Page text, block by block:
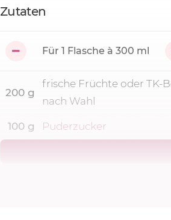
Zutaten
Für 1 Flasche à 300 ml
200 g
frische Früchte oder TK-
nach Wahl
100 g Puderzucker